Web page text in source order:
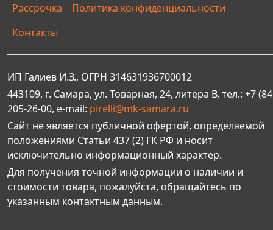
Рассрочка
Политика конфиденциальности
Контакты
ИП Галиев И.З., ОГРН 314631936700012
443109, г. Самара, ул. Товарная, 24, литера В, тел.: +7
205-26-00, e-mail: pirelli@mk-samara.ru
Сайт не является публичной офертой, определяемой
положениями Статьи 437 (2) ГК РФ и носит
исключительно информационный характер.
Для получения точной информации о наличии и
стоимости товара, пожалуйста, обращайтесь по
указанным контактным данным.